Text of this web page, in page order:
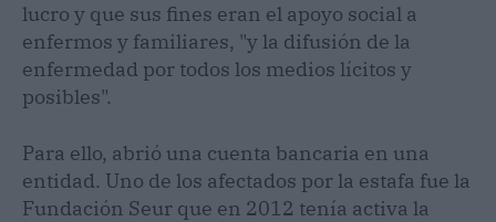
lucro y que sus fines eran el apoyo social a
enfermos y familiares, "y la difusión de la
enfermedad por todos los medios lícitos y
posibles".
Para ello, abrió una cuenta bancaria en una
entidad. Uno de los afectados por la estafa fue la
Fundación Seur que en 2012 tenía activa la